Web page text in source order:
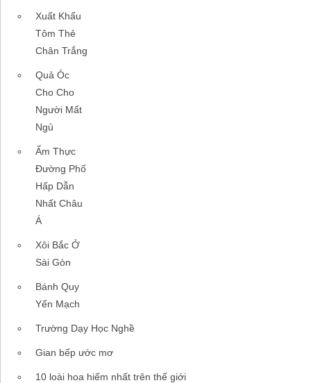
Xuất Khẩu
Tôm Thẻ
Chân Trắng
Quả Óc
Cho Cho
Người Mất
Ngủ
Ẩm Thực
Đường Phố
Hấp Dẫn
Nhất Châu
Á
Xôi Bắc Ở
Sài Gòn
Bánh Quy
Yến Mạch
Trường Dạy Học Nghề
Gian bếp ước mơ
10 loài hoa hiếm nhất trên thế giới